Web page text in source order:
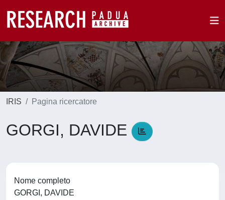
IRIS Pagina ricercatore
GORGI, DAVIDE
Nome completo
GORGI, DAVIDE